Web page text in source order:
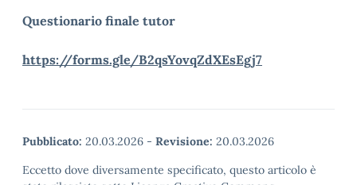
Questionario finale tutor
https://forms.gle/B2qsYovqZdXEsEgj7
Pubblicato: 20.03.2026 - Revisione: 20.03.2026
Eccetto dove diversamente specificato, questo articolo è